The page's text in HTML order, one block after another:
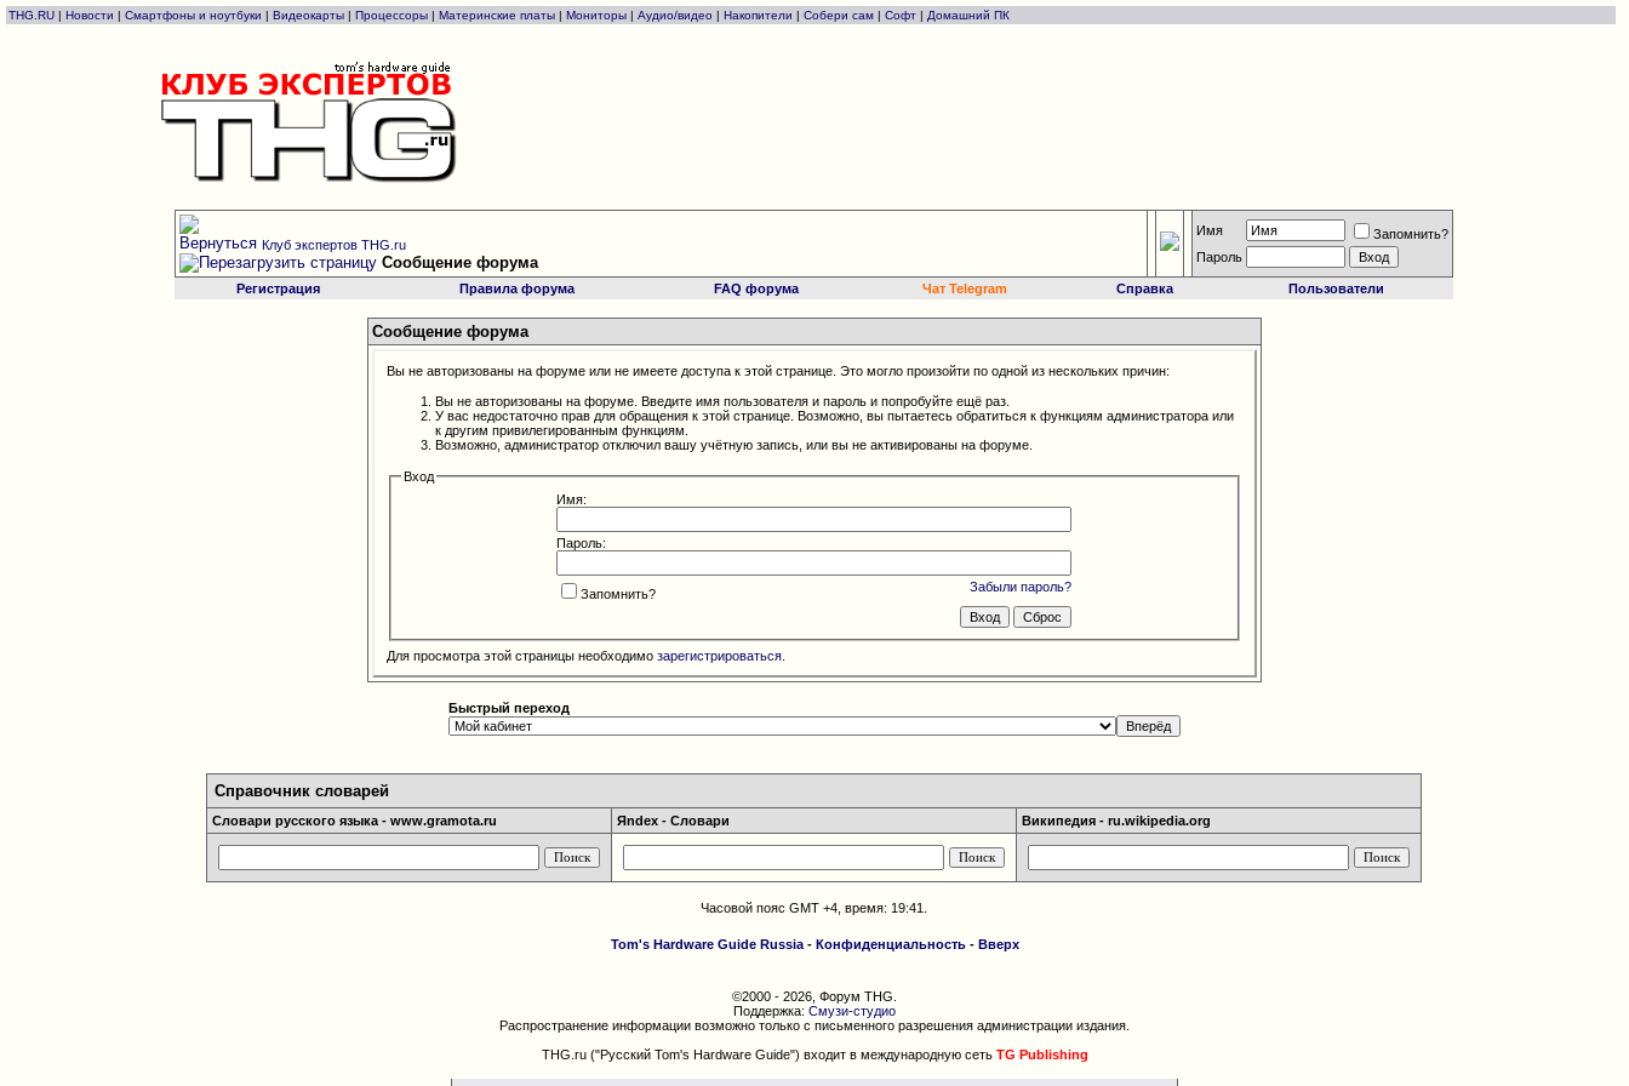
THG.RU | Новости | Смартфоны и ноутбуки | Видеокарты | Процессоры | Материнские платы | Мониторы | Аудио/видео | Накопители | Собери сам | Софт | Домашний ПК
Клуб экспертов THG.ru
Сообщение форума
Имя
Запомнить?
Пароль
Регистрация Правила форума FAQ форума Чат Telegram Справка Пользователи
Сообщение форума
Вы не авторизованы на форуме или не имеете доступа к этой странице. Это могло произойти по одной из нескольких причин:
Вы не авторизованы на форуме. Введите имя пользователя и пароль и попробуйте ещё раз.
У вас недостаточно прав для обращения к этой странице. Возможно, вы пытаетесь обратиться к функциям администратора или
к другим привилегированным функциям.
Возможно, администратор отключил вашу учётную запись, или вы не активированы на форуме.
Вход
Имя:
Пароль:
Забыли пароль?
Запомнить?
Для просмотра этой страницы необходимо зарегистрироваться.
Быстрый переход
Справочник словарей
Словари русского языка - www.gramota.ru Яndex - Словари Википедия - ru.wikipedia.org
Часовой пояс GMT +4, время: 19:41
Tom's Hardware Guide Russia- Конфиденциальность- Вверх
©2000 - 2026, Форум THG.
Поддержка: Смузи-студио
Распространение информации возможно только с письменного разрешения администрации издания.
THG.ru ("Русский Tom's Hardware Guide") входит в международную сеть TG Publishing